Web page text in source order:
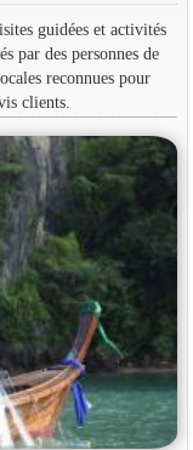
guidées et activités
par des personnes de
reconnues pour
clients.